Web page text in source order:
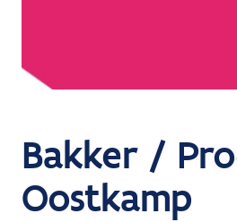
Bakker /
Oostkamp